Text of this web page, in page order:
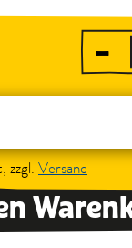
–
zzgl. Versand